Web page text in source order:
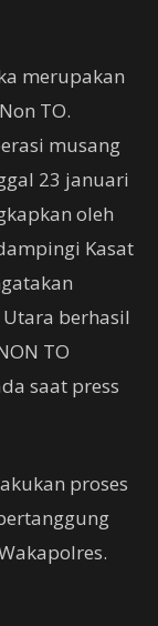
merupakan
TO.
musang
23 januari
oleh
Kasat
Utara berhasil
TO
saat press
proses